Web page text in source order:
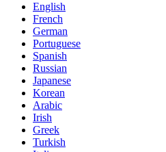
English
French
German
Portuguese
Spanish
Russian
Japanese
Korean
Arabic
Irish
Greek
Turkish